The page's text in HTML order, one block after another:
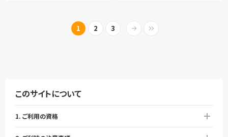
1 2 3
このサイトについて
1. ご利用の資格